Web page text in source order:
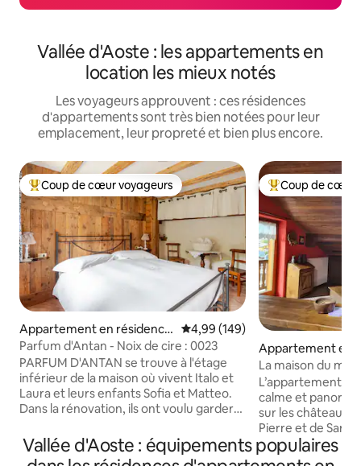
Vallée d'Aoste : les appartements en
location les mieux notés
Les voyageurs approuvent : ces résidences
d'appartements sont très bien notées pour leur
emplacement, leur propreté et bien plus encore.
Coups de cœur voyageurs les plus appréciés
Coup de cœur voyageurs
Appartement en résidence
⋅ Mandolla-Plaisant
Évaluation moyenne sur la
4,99 (149)
Parfum d'Antan - Noix de cire : 0023
PARFUM D'ANTAN se trouve à l'étage
inférieur de la maison où vivent Italo et
Laura et leurs enfants Sofia et Matteo.
Dans la rénovation, ils ont voulu garder
logement est meublé dans un style de
montagne avec quelques meubles
Coups de cœur
Coup de cœur
Appartement en
⋅ Aymavilles
La maison du
L’appartement
calme et
sur les châteaux
Pierre et de
dans une maison
dernier étage et
Vallée d'Aoste : équipements populaires